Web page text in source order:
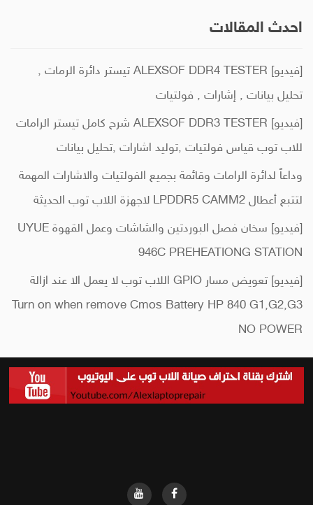
احدث المقالات
[فيديو] ALEXSOF DDR4 TESTER تيستر دائرة الرمات ,
تحليل بيانات , إشارات , فولتيات
[فيديو] ALEXSOF DDR3 TESTER شرح كامل تيستر الرامات
للاب توب قياس فولتيات ,توليد اشارات ,تحليل بيانات
وداعاً لدائرة الرامات وقائمة بجميع الفولتيات والاشارات المهمة
لتتبع أعطال LPDDR5 CAMM2 لاجهزة اللاب توب الحديثة
[فيديو] سخان فصل البوردتين والشاشات وعمل القهوة UYUE
946C PREHEATIONG STATION
[فيديو] تعويض مسار GPIO اللاب توب لا يعمل الا عند ازالة
Turn on when remove Cmos Battery HP 840 G1,G2,G3
NO POWER